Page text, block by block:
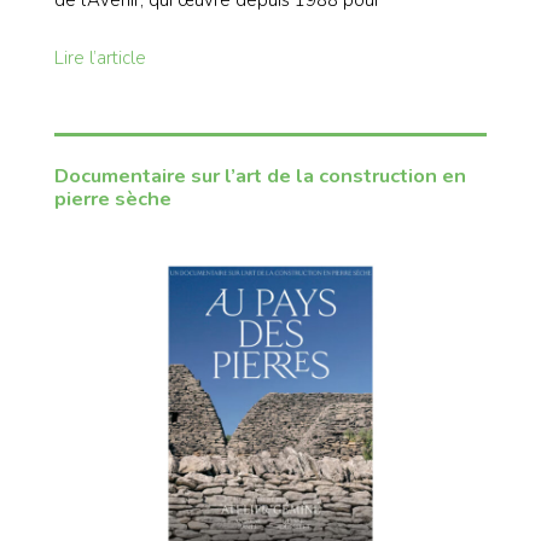
Lire l’article
Documentaire sur l’art de la construction en
pierre sèche